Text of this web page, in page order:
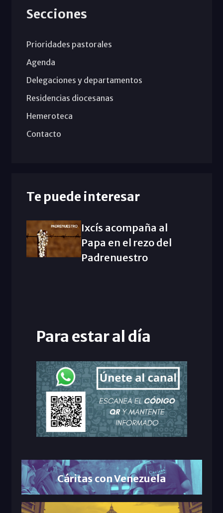
Secciones
Prioridades pastorales
Agenda
Delegaciones y departamentos
Residencias diocesanas
Hemeroteca
Contacto
Te puede interesar
Ixcís acompaña al
Papa en el rezo del
Padrenuestro
Para estar al día
Cáritas con Venezuela